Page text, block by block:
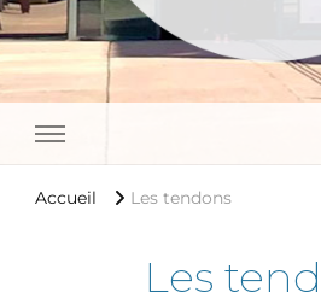
Centre de
Accueil Les tendons
Les